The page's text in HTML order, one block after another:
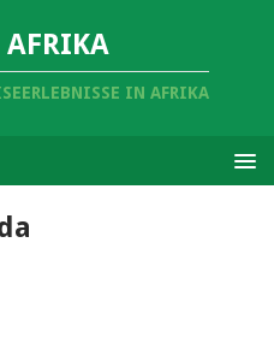
AFRIKA
IN AFRIKA